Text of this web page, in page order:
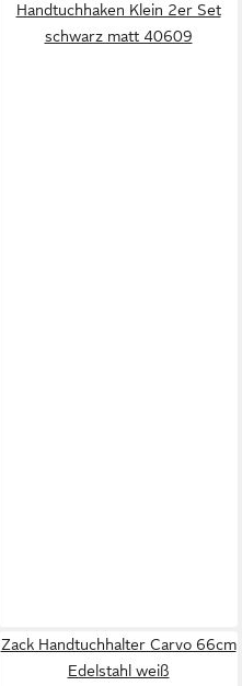
Handtuchhaken Klein 2er Set
schwarz matt 40609
Zack Handtuchhalter Carvo 66cm
Edelstahl weiß